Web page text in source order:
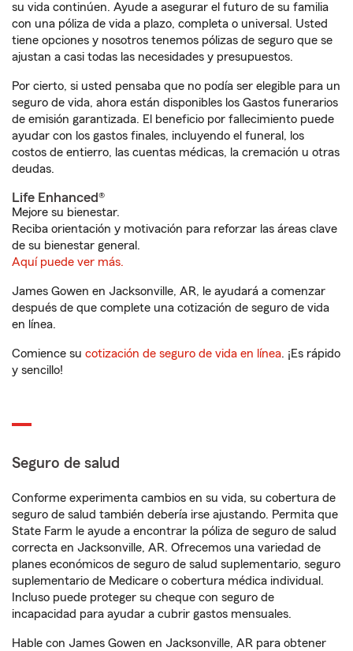
su vida continúen. Ayude a asegurar el futuro de su familia
con una póliza de vida a plazo, completa o universal. Usted
tiene opciones y nosotros tenemos pólizas de seguro que se
ajustan a casi todas las necesidades y presupuestos.
Por cierto, si usted pensaba que no podía ser elegible para un
seguro de vida, ahora están disponibles los Gastos funerarios
de emisión garantizada. El beneficio por fallecimiento puede
ayudar con los gastos finales, incluyendo el funeral, los
costos de entierro, las cuentas médicas, la cremación u otras
deudas.
Life Enhanced®
Mejore su bienestar.
Reciba orientación y motivación para reforzar las áreas clave
de su bienestar general.
Aquí puede ver más.
James Gowen en Jacksonville, AR, le ayudará a comenzar
después de que complete una cotización de seguro de vida
en línea.
Comience su cotización de seguro de vida en línea. ¡Es rápido
y sencillo!
Seguro de salud
Conforme experimenta cambios en su vida, su cobertura de
seguro de salud también debería irse ajustando. Permita que
State Farm le ayude a encontrar la póliza de seguro de salud
correcta en Jacksonville, AR. Ofrecemos una variedad de
planes económicos de seguro de salud suplementario, seguro
suplementario de Medicare o cobertura médica individual.
Incluso puede proteger su cheque con seguro de
incapacidad para ayudar a cubrir gastos mensuales.
Hable con James Gowen en Jacksonville, AR para obtener